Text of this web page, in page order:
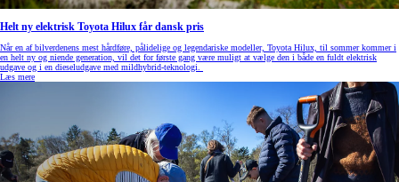
Helt ny elektrisk Toyota Hilux får dansk pris
Når en af bilverdenens mest hårdføre, pålidelige og legendariske modeller, Toyota Hilux, til sommer kommer i
en helt ny og niende generation, vil det for første gang være muligt at vælge den i både en fuldt elektrisk
udgave og i en dieseludgave med mildhybrid-teknologi.
Læs mere